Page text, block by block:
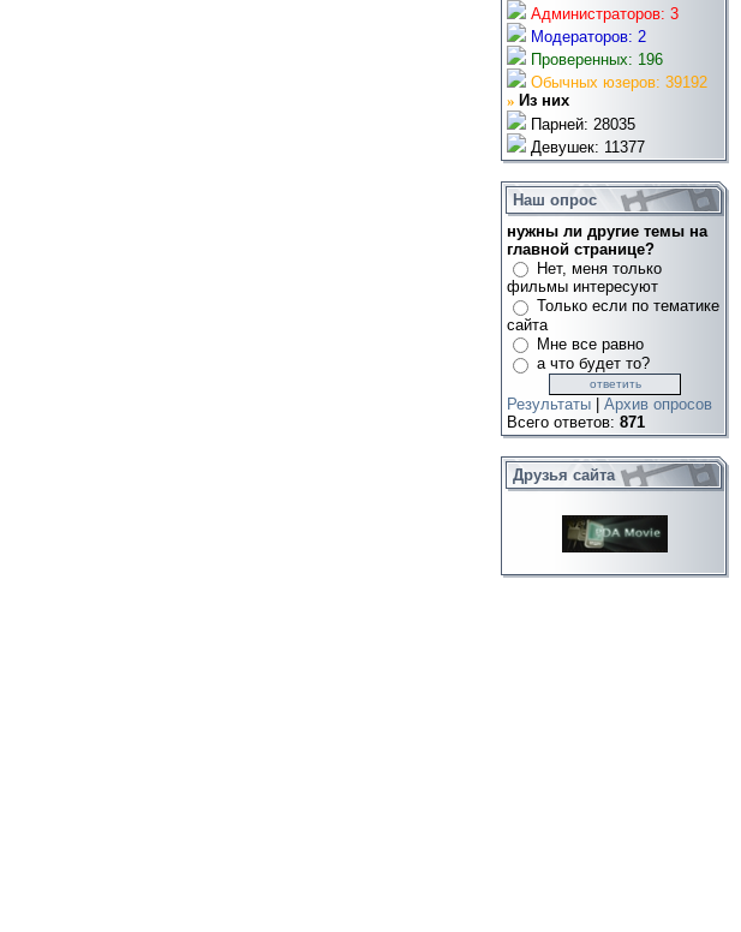
Администраторов: 3
Модераторов: 2
Проверенных: 196
Обычных юзеров: 39192
» Из них
Парней: 28035
Девушек: 11377
Наш опрос
нужны ли другие темы на
главной странице?
Нет, меня только
фильмы интересуют
Только если по тематике
сайта
Мне все равно
а что будет то?
Результаты
Архив опросов
Всего ответов: 871
Друзья сайта